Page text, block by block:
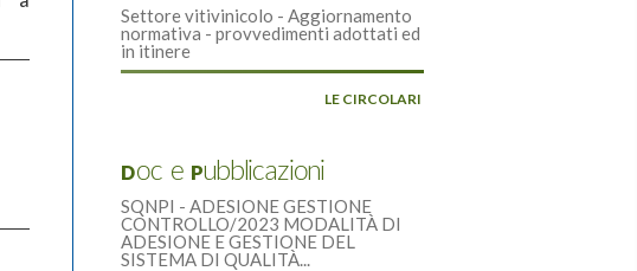
Settore vitivinicolo - Aggiornamento
normativa - provvedimenti adottati ed
in itinere
LE CIRCOLARI
Doc e Pubblicazioni
SQNPI - ADESIONE GESTIONE
CONTROLLO/2023 MODALITÀ DI
ADESIONE E GESTIONE DEL
SISTEMA DI QUALITÀ...